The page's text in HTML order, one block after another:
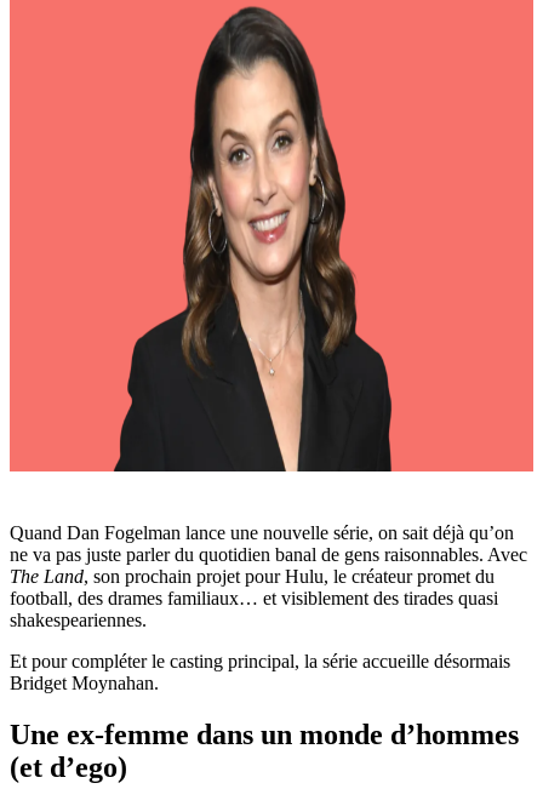
Quand Dan Fogelman lance une nouvelle série, on sait déjà qu’on
ne va pas juste parler du quotidien banal de gens raisonnables. Avec
The Land, son prochain projet pourHulu, le créateur promet du
football, des drames familiaux… et visiblement des tirades quasi
shakespeariennes.
Et pour compléter le casting principal, la série accueille désormais
Bridget Moynahan.
Une ex-femme dans un monde d’hommes
(et d’ego)